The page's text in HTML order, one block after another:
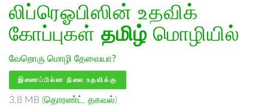
லிப்ரெஓபிஸின் உதவிக்
கோப்புகள் தமிழ் மொழியில்
வேறொரு மொழி தேவையா?
இணைப்பில்லா நிலை உதவிக்கு
3.8 MB (தொரண்ட் , தகவல்)